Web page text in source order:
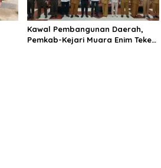
Kawal Pembangunan Daerah,
Pemkab-Kejari Muara Enim Teken